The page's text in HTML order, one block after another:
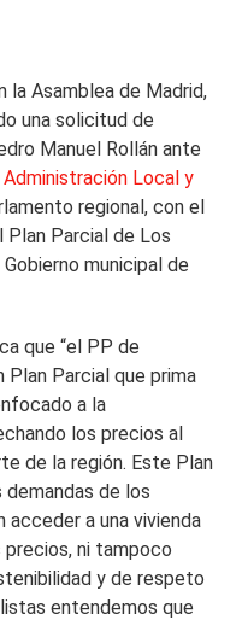
la Asamblea de Madrid,
una solicitud de
Manuel Rollán ante
Local y
regional, con el
Parcial de Los
municipal de
que “el PP de
Parcial que prima
a la
los precios al
de la región. Este Plan
de los
acceder a una vivienda
ni tampoco
y de respeto
entendemos que